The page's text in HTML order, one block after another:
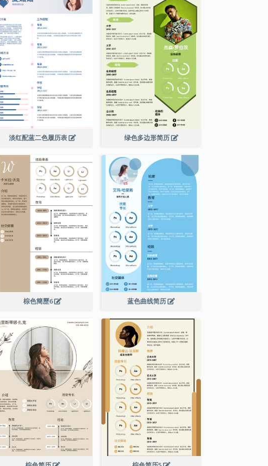
淡红配蓝二色履历表 绿色多边形简历
棕色簡歷6 蓝色曲线简历